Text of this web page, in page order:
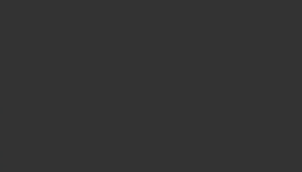
SANTA LUCIA STYLING OIL 스타일링 오일